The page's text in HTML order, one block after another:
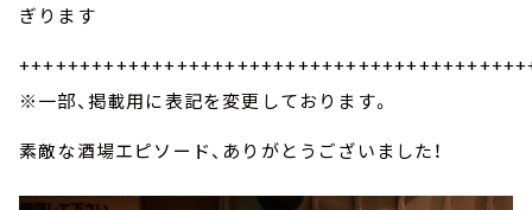
ぎります
※一部、掲載用に表記を変更しております。
素敵な酒場エピソード、ありがとうございました！